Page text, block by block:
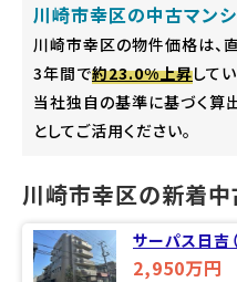
川崎市幸区の中古マン
川崎市幸区の物件価格は、
3年間で約23.0%上昇して
当社独自の基準に基づく算
としてご活用ください。
川崎市幸区の新着中
サーパス日吉
2,950万円